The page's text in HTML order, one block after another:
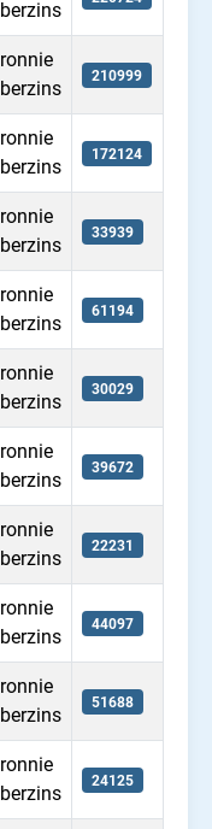
berzins
ronnie
berzins
210999
ronnie
berzins
172124
ronnie
berzins
33939
ronnie
berzins
61194
ronnie
berzins
30029
ronnie
berzins
39672
ronnie
berzins
22231
ronnie
berzins
44097
ronnie
berzins
51688
ronnie
berzins
24125